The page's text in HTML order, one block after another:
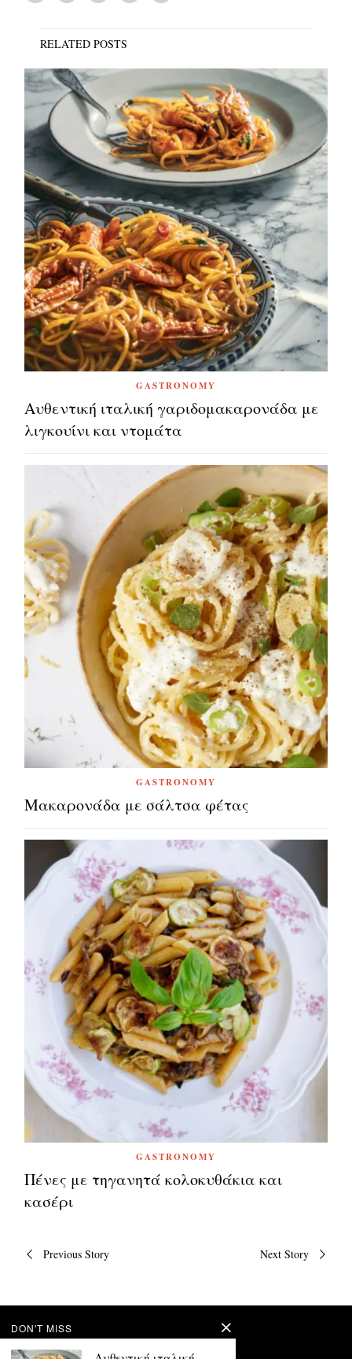
RELATED POSTS
GASTRONOMY
Αυθεντική ιταλική γαριδομακαρονάδα με
λιγκουίνι και ντομάτα
GASTRONOMY
Μακαρονάδα με σάλτσα φέτας
GASTRONOMY
Πένες με τηγανητά κολοκυθάκια και
κασέρι
Πλοήγηση
Previous Story Next Story
DON'T MISS